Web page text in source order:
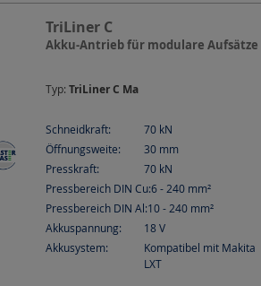
TriLiner C
Akku-Antrieb für modulare Aufsätze
Typ: TriLiner C Ma
Schneidkraft: 70 kN
Öffnungsweite:
30 mm
Presskraft:
70 kN
Pressbereich DIN Cu:6 - 240 mm²
Pressbereich DIN Al:10 - 240 mm²
Akkuspannung:
18V
Akkusystem:
Kompatibel mit Makita
LXT